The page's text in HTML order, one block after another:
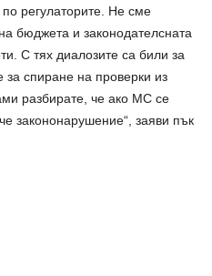
регулаторите. Не сме
бюджета и законодателсната
С тях диалозите са били за
спиране на проверки из
разбирате, че ако МС се
закононарушение“, заяви пък